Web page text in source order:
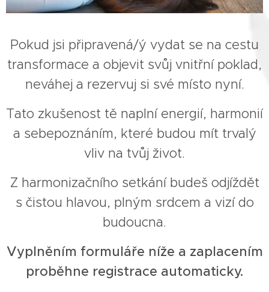
Pokud jsi připravená/ý vydat se na cestu
transformace a objevit svůj vnitřní poklad,
neváhej a rezervuj si své místo nyní.
Tato zkušenost tě naplní energií, harmonií
a sebepoznáním, které budou mít trvalý
vliv na tvůj život.
Z harmonizačního setkání budeš odjíždět
s čistou hlavou, plným srdcem a vizí do
budoucna.
Vyplněním formuláře níže a zaplacením
proběhne registrace automaticky.